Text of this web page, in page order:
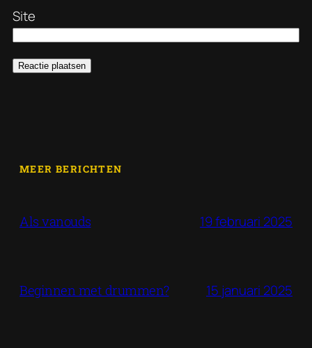
Site
MEER BERICHTEN
Als vanouds 19 februari 2025
Beginnen met drummen? 15 januari 2025